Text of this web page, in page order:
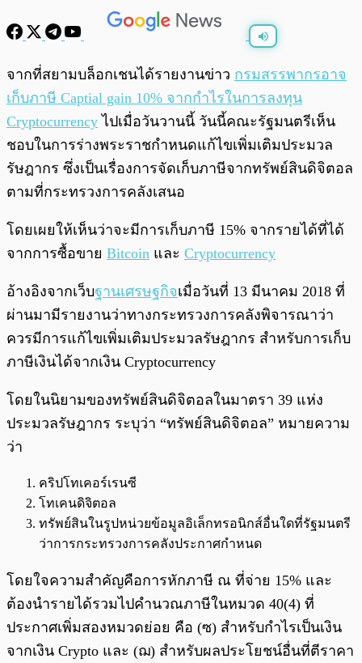
จากที่สยามบล็อกเชนได้รายงานข่าว กรมสรรพากรอาจ
เก็บภาษี Captial gain 10% จากกำไรในการลงทุน
Cryptocurrency ไปเมื่อวันวานนี้ วันนี้คณะรัฐมนตรีเห็น
ชอบในการร่างพระราชกำหนดแก้ไขเพิ่มเติมประมวล
รัษฎากร ซึ่งเป็นเรื่องการจัดเก็บภาษีจากทรัพย์สินดิจิตอล
ตามที่กระทรวงการคลังเสนอ
โดยเผยให้เห็นว่าจะมีการเก็บภาษี 15% จากรายได้ที่ได้
จากการซื้อขาย Bitcoin และ Cryptocurrency
อ้างอิงจากเว็บฐานเศรษฐกิจเมื่อวันที่ 13 มีนาคม 2018 ที่
ผ่านมามีรายงานว่าทางกระทรวงการคลังพิจารณาว่า
ควรมีการแก้ไขเพิ่มเติมประมวลรัษฎากร สำหรับการเก็บ
ภาษีเงินได้จากเงิน Cryptocurrency
โดยในนิยามของทรัพย์สินดิจิตอลในมาตรา 39 แห่ง
ประมวลรัษฎากร ระบุว่า “ทรัพย์สินดิจิตอล” หมายความ
ว่า
คริปโทเคอร์เรนซี
โทเคนดิจิตอล
ทรัพย์สินในรูปหน่วยข้อมูลอิเล็กทรอนิกส์อื่นใดที่รัฐมนตรี
ว่าการกระทรวงการคลังประกาศกำหนด
โดยใจความสำคัญคือการหักภาษี ณ ที่จ่าย 15% และ
ต้องนำรายได้รวมไปคำนวณภาษีในหมวด 40(4) ที่
ประกาศเพิ่มสองหมวดย่อย คือ (ซ) สำหรับกำไรเป็นเงิน
จากเงิน Crypto และ (ฌ) สำหรับผลประโยชน์อื่นที่ตีราคา